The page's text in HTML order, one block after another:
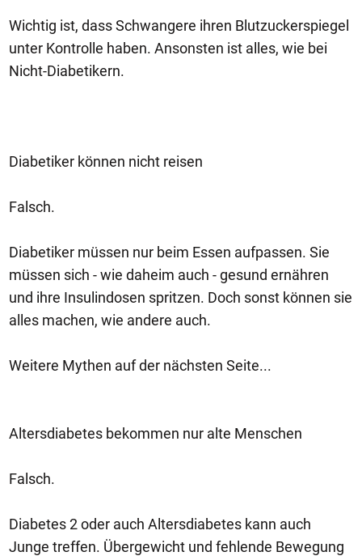
Wichtig ist, dass Schwangere ihren Blutzuckerspiegel
unter Kontrolle haben. Ansonsten ist alles, wie bei
Nicht-Diabetikern.
Diabetiker können nicht reisen
Falsch.
Diabetiker müssen nur beim Essen aufpassen. Sie
müssen sich - wie daheim auch - gesund ernähren
und ihre Insulindosen spritzen. Doch sonst können sie
alles machen, wie andere auch.
Weitere Mythen auf der nächsten Seite...
Altersdiabetes bekommen nur alte Menschen
Falsch.
Diabetes 2 oder auch Altersdiabetes kann auch
Junge treffen. Übergewicht und fehlende Bewegung